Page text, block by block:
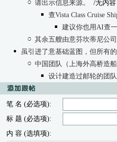
请出示信息来源。
/无内容
查Vista Class Cruise
建议你也用AI查一
其余五艘由意芬坎蒂尼公
虽引进了意基础蓝图，但所有
中国团队（上海外高桥造船
设计建造过邮轮的团
笔 名 (必选项):
标 题 (必选项):
内 容 (选填项):